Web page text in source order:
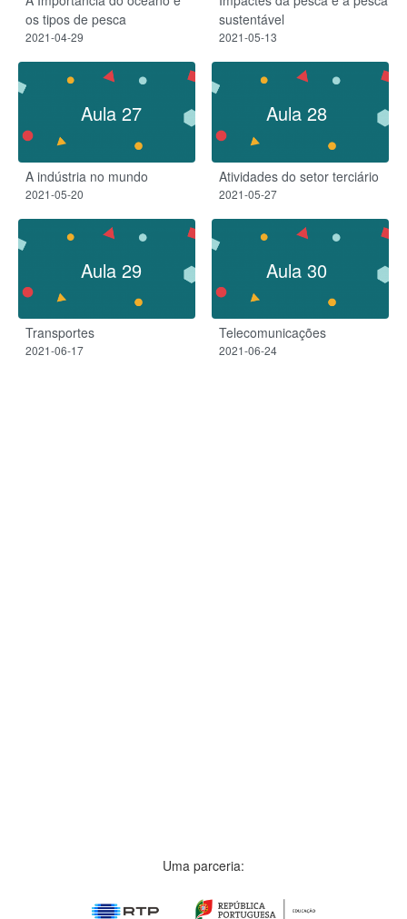
os tipos de pesca
2021-04-29
sustentável
2021-05-13
Aula 27
A indústria no mundo
2021-05-20
Aula 28
Atividades do setor terciário
2021-05-27
Aula 29
Transportes
2021-06-17
Aula 30
Telecomunicações
2021-06-24
Uma parceria: